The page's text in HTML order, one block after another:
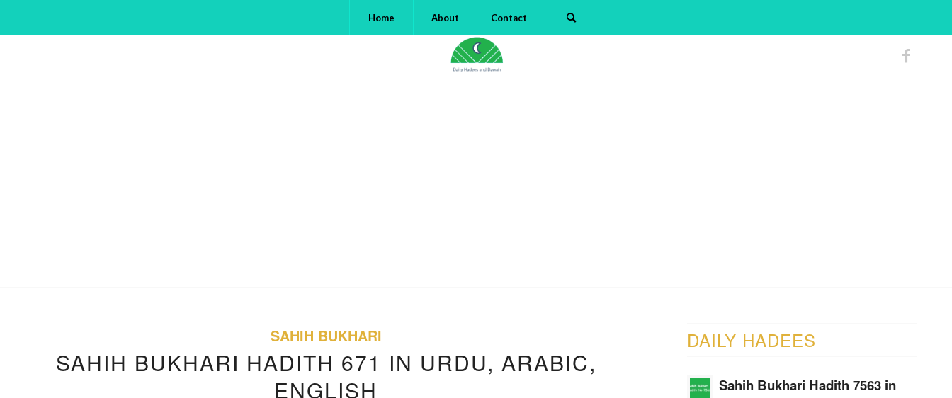
Home About Contact
SAHIH BUKHARI
SAHIH BUKHARI HADITH 671 IN URDU, ARABIC,
ENGLISH
DAILY HADEES
Sahih Bukhari Hadith 7563 in